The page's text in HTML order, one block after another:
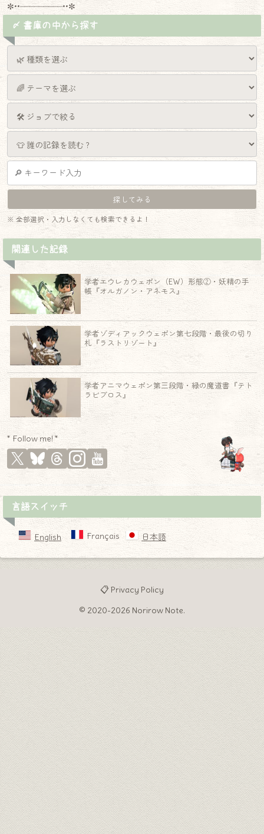
✼••┈┈┈┈┈┈┈┈┈••✼
〆 書庫の中から探す
※ 全部選択・入力しなくても検索できるよ！
関連した記録
学者エウレカウェポン（EW）形態②・妖精の手
帳『オルガノン・アネモス』
学者ゾディアックウェポン第七段階・最後の切り
札『ラストリゾート』
学者アニマウェポン第三段階・緑の魔道書『テト
ラビブロス』
* Follow me! *
言語スイッチ
English Français 日本語
📋 Privacy Policy
© 2020-2026 Norirow Note.